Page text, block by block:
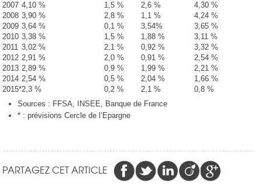
2007 4,10 % 1,5 % 2,6 %
4,30 %
2008 3,90 % 2,8 % 1,1 %
4,24 %
2009 3,64 % 0,1 % 3,54%
3,65 %
2010 3,38 % 1,5 % 1,88 %
3,11 %
2011 3,02 % 2,1 % 0,92 %
3,32 %
2012 2,91 % 2,0 % 0,91 %
2,54 %
2013 2,89 % 0,9 % 1,99 %
2,21 %
2014 2,54 % 0,5 % 2,04 %
1,66 %
2015*2,3 % 0,2 % 2,1 %
0,8 %
Sources : FFSA, INSEE, Banque de France
* : prévisions Cercle de l’Epargne
PARTAGEZ CET ARTICLE